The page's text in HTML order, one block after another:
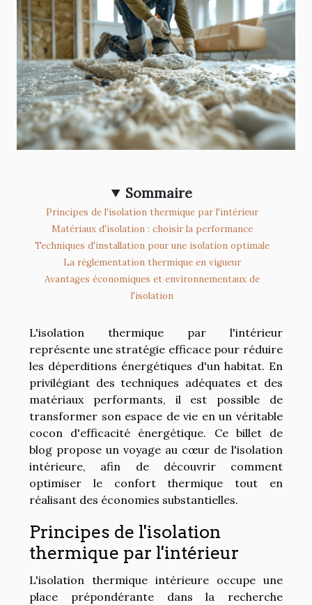
Sommaire
Principes de l'isolation thermique par l'intérieur
Matériaux d'isolation : choisir la performance
Techniques d'installation pour une isolation optimale
La réglementation thermique en vigueur
Avantages économiques et environnementaux de
l'isolation
L'isolation thermique par l'intérieur
représente une stratégie efficace pour réduire
les déperditions énergétiques d'un habitat. En
privilégiant des techniques adéquates et des
matériaux performants, il est possible de
transformer son espace de vie en un véritable
cocon d'efficacité énergétique. Ce billet de
blog propose un voyage au cœur de l'isolation
intérieure, afin de découvrir comment
optimiser le confort thermique tout en
réalisant des économies substantielles.
Principes de l'isolation
thermique par l'intérieur
L'isolation thermique intérieure occupe une
place prépondérante dans la recherche